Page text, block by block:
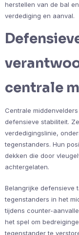
herstellen van de bal
verdediging en aanval.
centrale
Centrale
defensieve stabiliteit.
verdedigingslinie,
tegenstanders. Hun
dekken die door
achtergelaten.
Belangrijke defensieve
tegenstanders in het
tijdens counter-
het spel om
tegenstander te